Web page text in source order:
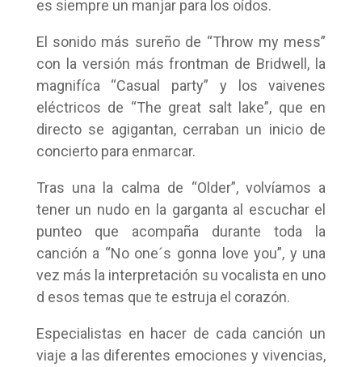
es siempre un manjar para los oídos.
El sonido más sureño de “Throw my mess”
con la versión más frontman de Bridwell, la
magnifíca “Casual party” y los vaivenes
eléctricos de “The great salt lake”, que en
directo se agigantan, cerraban un inicio de
concierto para enmarcar.
Tras una la calma de “Older”, volvíamos a
tener un nudo en la garganta al escuchar el
punteo que acompaña durante toda la
canción a “No one´s gonna love you”, y una
vez más la interpretación su vocalista en uno
d esos temas que te estruja el corazón.
Especialistas en hacer de cada canción un
viaje a las diferentes emociones y vivencias,